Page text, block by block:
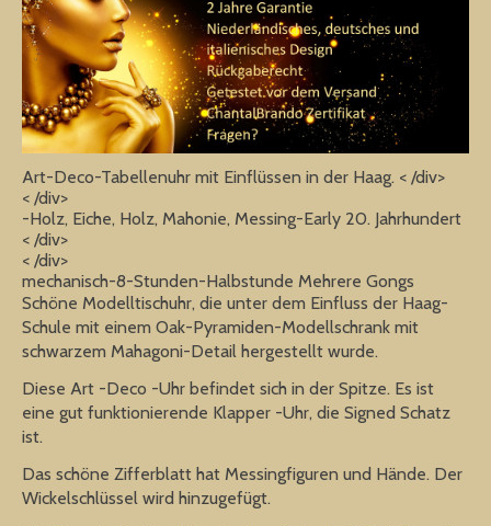
Art-Deco-Tabellenuhr mit Einflüssen in der Haag. < /div>
< /div>
-Holz, Eiche, Holz, Mahonie, Messing-Early 20. Jahrhundert
< /div>
< /div>
mechanisch-8-Stunden-Halbstunde Mehrere Gongs
Schöne Modelltischuhr, die unter dem Einfluss der Haag-
Schule mit einem Oak-Pyramiden-Modellschrank mit
schwarzem Mahagoni-Detail hergestellt wurde.
Diese Art -Deco -Uhr befindet sich in der Spitze. Es ist
eine gut funktionierende Klapper -Uhr, die Signed Schatz
ist.
Das schöne Zifferblatt hat Messingfiguren und Hände. Der
Wickelschlüssel wird hinzugefügt.